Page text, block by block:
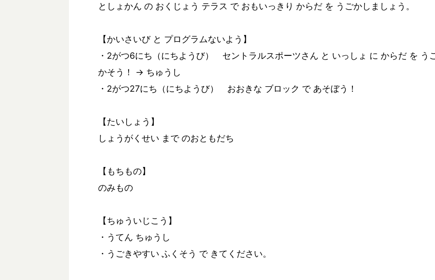
としょかん の おくじょう テラス で おもいっきり からだ を うごかしましょう。
【かいさいび と プログラムないよう】
・2がつ6にち（にちようび） セントラルスポーツさん と いっしょ に からだ を う
かそう！ → ちゅうし
・2がつ27にち（にちようび） おおきな ブロック で あそぼう！
【たいしょう】
しょうがくせい まで のおともだち
【もちもの】
のみもの
【ちゅういじこう】
・うてん ちゅうし
・うごきやすい ふくそう で きてください。